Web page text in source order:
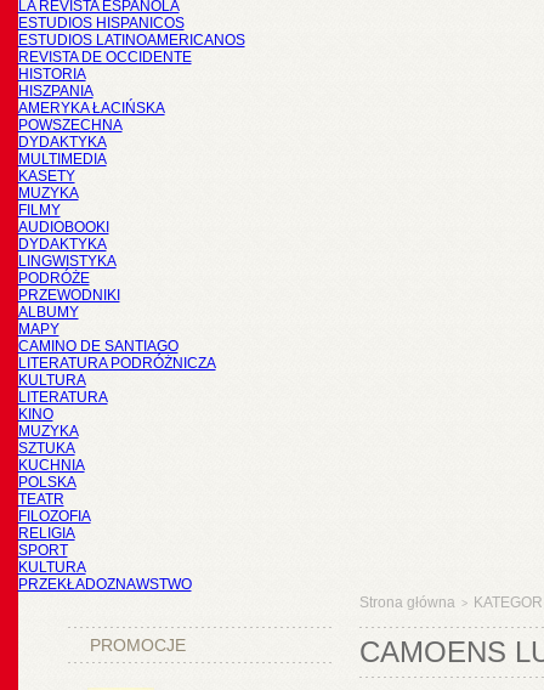
LA REVISTA ESPAÑOLA
ESTUDIOS HISPANICOS
ESTUDIOS LATINOAMERICANOS
REVISTA DE OCCIDENTE
HISTORIA
HISZPANIA
AMERYKA ŁACIŃSKA
POWSZECHNA
DYDAKTYKA
MULTIMEDIA
KASETY
MUZYKA
FILMY
AUDIOBOOKI
DYDAKTYKA
LINGWISTYKA
PODRÓŻE
PRZEWODNIKI
ALBUMY
MAPY
CAMINO DE SANTIAGO
LITERATURA PODRÓŻNICZA
KULTURA
LITERATURA
KINO
MUZYKA
SZTUKA
KUCHNIA
POLSKA
TEATR
FILOZOFIA
RELIGIA
SPORT
KULTURA
PRZEKŁADOZNAWSTWO
PROMOCJE
Strona główna >
CAMOENS